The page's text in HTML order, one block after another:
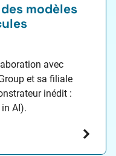
modèles
avec
et sa filiale
inédit :
AI).